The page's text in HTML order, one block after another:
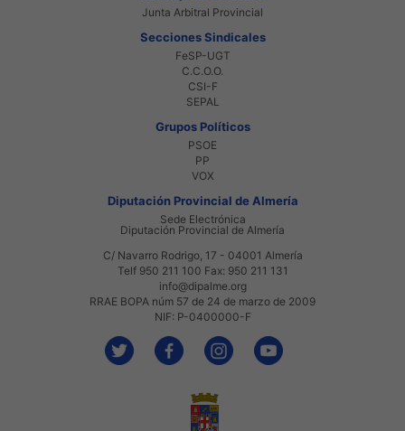
Junta Arbitral Provincial
Secciones Sindicales
FeSP-UGT
C.C.O.O.
CSI-F
SEPAL
Grupos Políticos
PSOE
PP
VOX
Diputación Provincial de Almería
Sede Electrónica
Diputación Provincial de Almería
C/ Navarro Rodrigo, 17 - 04001 Almería
Telf 950 211 100 Fax: 950 211 131
info@dipalme.org
RRAE BOPA núm 57 de 24 de marzo de 2009
NIF: P-0400000-F